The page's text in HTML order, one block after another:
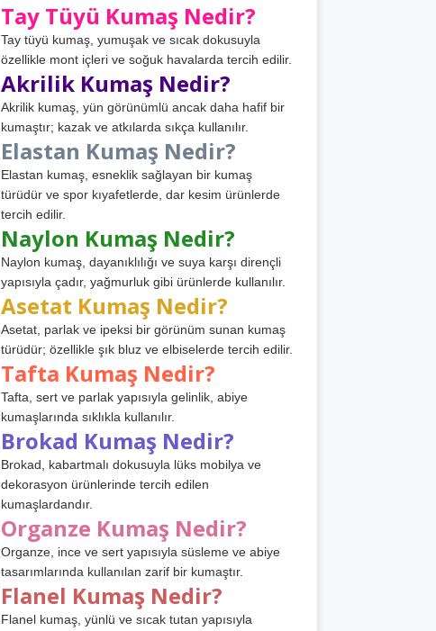
Tay Tüyü Kumaş Nedir?
Tay tüyü kumaş, yumuşak ve sıcak dokusuyla
özellikle mont içleri ve soğuk havalarda tercih edilir.
Akrilik Kumaş Nedir?
Akrilik kumaş, yün görünümlü ancak daha hafif bir
kumaştır; kazak ve atkılarda sıkça kullanılır.
Elastan Kumaş Nedir?
Elastan kumaş, esneklik sağlayan bir kumaş
türüdür ve spor kıyafetlerde, dar kesim ürünlerde
tercih edilir.
Naylon Kumaş Nedir?
Naylon kumaş, dayanıklılığı ve suya karşı dirençli
yapısıyla çadır, yağmurluk gibi ürünlerde kullanılır.
Asetat Kumaş Nedir?
Asetat, parlak ve ipeksi bir görünüm sunan kumaş
türüdür; özellikle şık bluz ve elbiselerde tercih edilir.
Tafta Kumaş Nedir?
Tafta, sert ve parlak yapısıyla gelinlik, abiye
kumaşlarında sıklıkla kullanılır.
Brokad Kumaş Nedir?
Brokad, kabartmalı dokusuyla lüks mobilya ve
dekorasyon ürünlerinde tercih edilen
kumaşlardandır.
Organze Kumaş Nedir?
Organze, ince ve sert yapısıyla süsleme ve abiye
tasarımlarında kullanılan zarif bir kumaştır.
Flanel Kumaş Nedir?
Flanel kumaş, yünlü ve sıcak tutan yapısıyla